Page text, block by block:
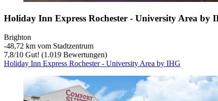
Holiday Inn Express Rochester - University Area by
Brighton
‐48,72 km vom Stadtzentrum
7,8/10 Gut! (1.019 Bewertungen)
Holiday Inn Express Rochester - University Area by IHG